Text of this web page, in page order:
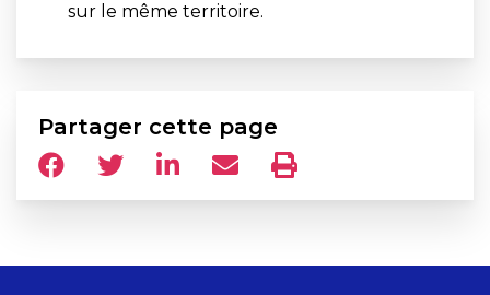
sur le même territoire.
Partager cette page